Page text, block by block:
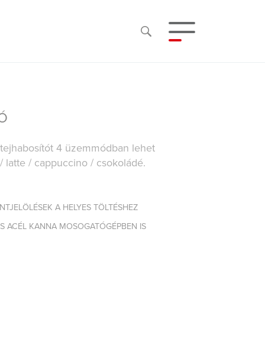
4 üzemmódban lehet
latte / cappuccino / csokoládé.
A HELYES TÖLTÉSHEZ
ACÉL KANNA MOSOGATÓGÉPBEN IS